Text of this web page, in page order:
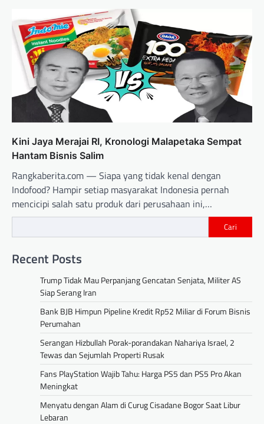
Kini Jaya Merajai RI, Kronologi Malapetaka Sempat
Hantam Bisnis Salim
Rangkaberita.com — Siapa yang tidak kenal dengan
Indofood? Hampir setiap masyarakat Indonesia pernah
mencicipi salah satu produk dari perusahaan ini,…
Cari
Recent Posts
Trump Tidak Mau Perpanjang Gencatan Senjata, Militer AS
Siap Serang Iran
Bank BJB Himpun Pipeline Kredit Rp52 Miliar di Forum Bisnis
Perumahan
Serangan Hizbullah Porak-porandakan Nahariya Israel, 2
Tewas dan Sejumlah Properti Rusak
Fans PlayStation Wajib Tahu: Harga PS5 dan PS5 Pro Akan
Meningkat
Menyatu dengan Alam di Curug Cisadane Bogor Saat Libur
Lebaran